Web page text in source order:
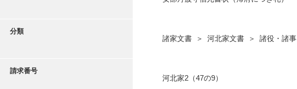
分類
諸家文書 ＞ 河北家文書 ＞ 諸役・諸事
請求番号
河北家2（47の9）